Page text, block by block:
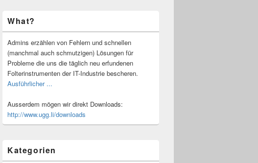
Seitenleisten-
Widgetbereich
What?
Admins erzählen von Fehlern und schnellen
(manchmal auch schmutzigen) Lösungen für
Probleme die uns die täglich neu erfundenen
Folterinstrumenten der IT-Industrie bescheren.
Ausführlicher ...
Ausserdem mögen wir direkt Downloads:
http://www.ugg.li/downloads
Kategorien